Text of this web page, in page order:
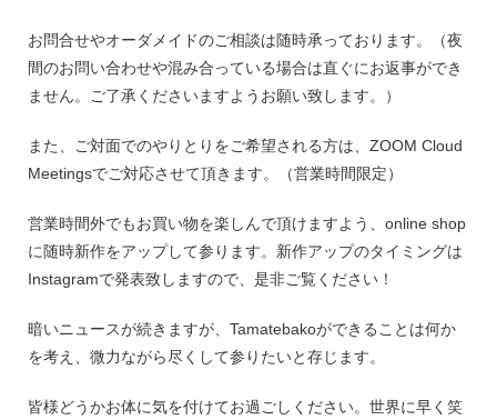
お問合せやオーダメイドのご相談は随時承っております。（夜
間のお問い合わせや混み合っている場合は直ぐにお返事ができ
ません。ご了承くださいますようお願い致します。）
また、ご対面でのやりとりをご希望される方は、ZOOM Cloud
Meetingsでご対応させて頂きます。（営業時間限定）
営業時間外でもお買い物を楽しんで頂けますよう、online shop
に随時新作をアップして参ります。新作アップのタイミングは
Instagramで発表致しますので、是非ご覧ください！
暗いニュースが続きますが、Tamatebakoができることは何か
を考え、微力ながら尽くして参りたいと存じます。
皆様どうかお体に気を付けてお過ごしください。世界に早く笑